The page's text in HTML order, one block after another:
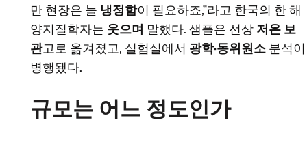
만 현장은 늘 냉정함이 필요하죠,”라고 한국의 한 해
양지질학자는 웃으며 말했다. 샘플은 선상 저온 보
관고로 옮겨졌고, 실험실에서 광학·동위원소 분석이
병행됐다.
규모는 어느 정도인가